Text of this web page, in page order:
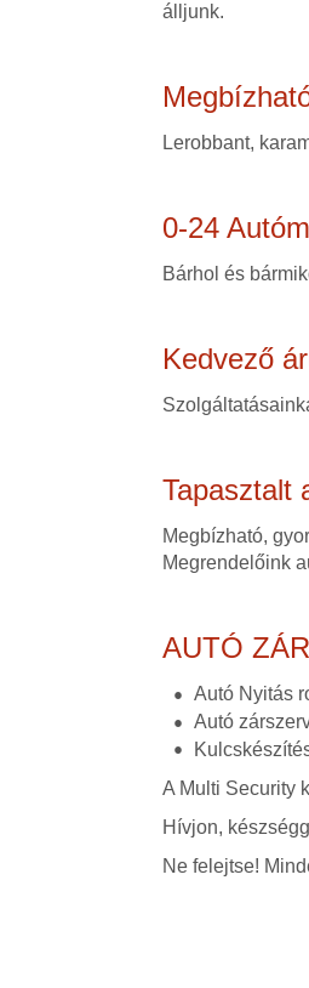
álljunk.
Lerobbant,
0-24
Bárhol és
Kedvező
Tapasztalt
Megbízható,
Megrendelőink
AUTÓ
Autó Nyitás
Autó
A Multi Security
Hívjon,
Ne felejtse!